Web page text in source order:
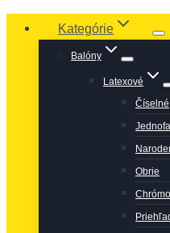
Kategórie
Balóny
Latexové
Číselné
Obrie